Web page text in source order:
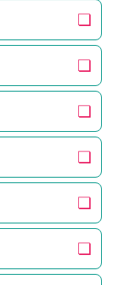
❏
❏
❏
❏
❏
❏